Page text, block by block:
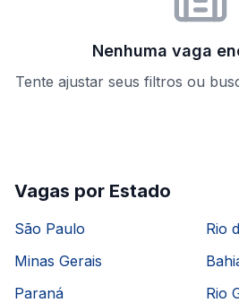
Nenhuma vaga
Tente ajustar seus filtros ou
Vagas por Estado
São Paulo
Rio
Minas Gerais
Paraná
Rio